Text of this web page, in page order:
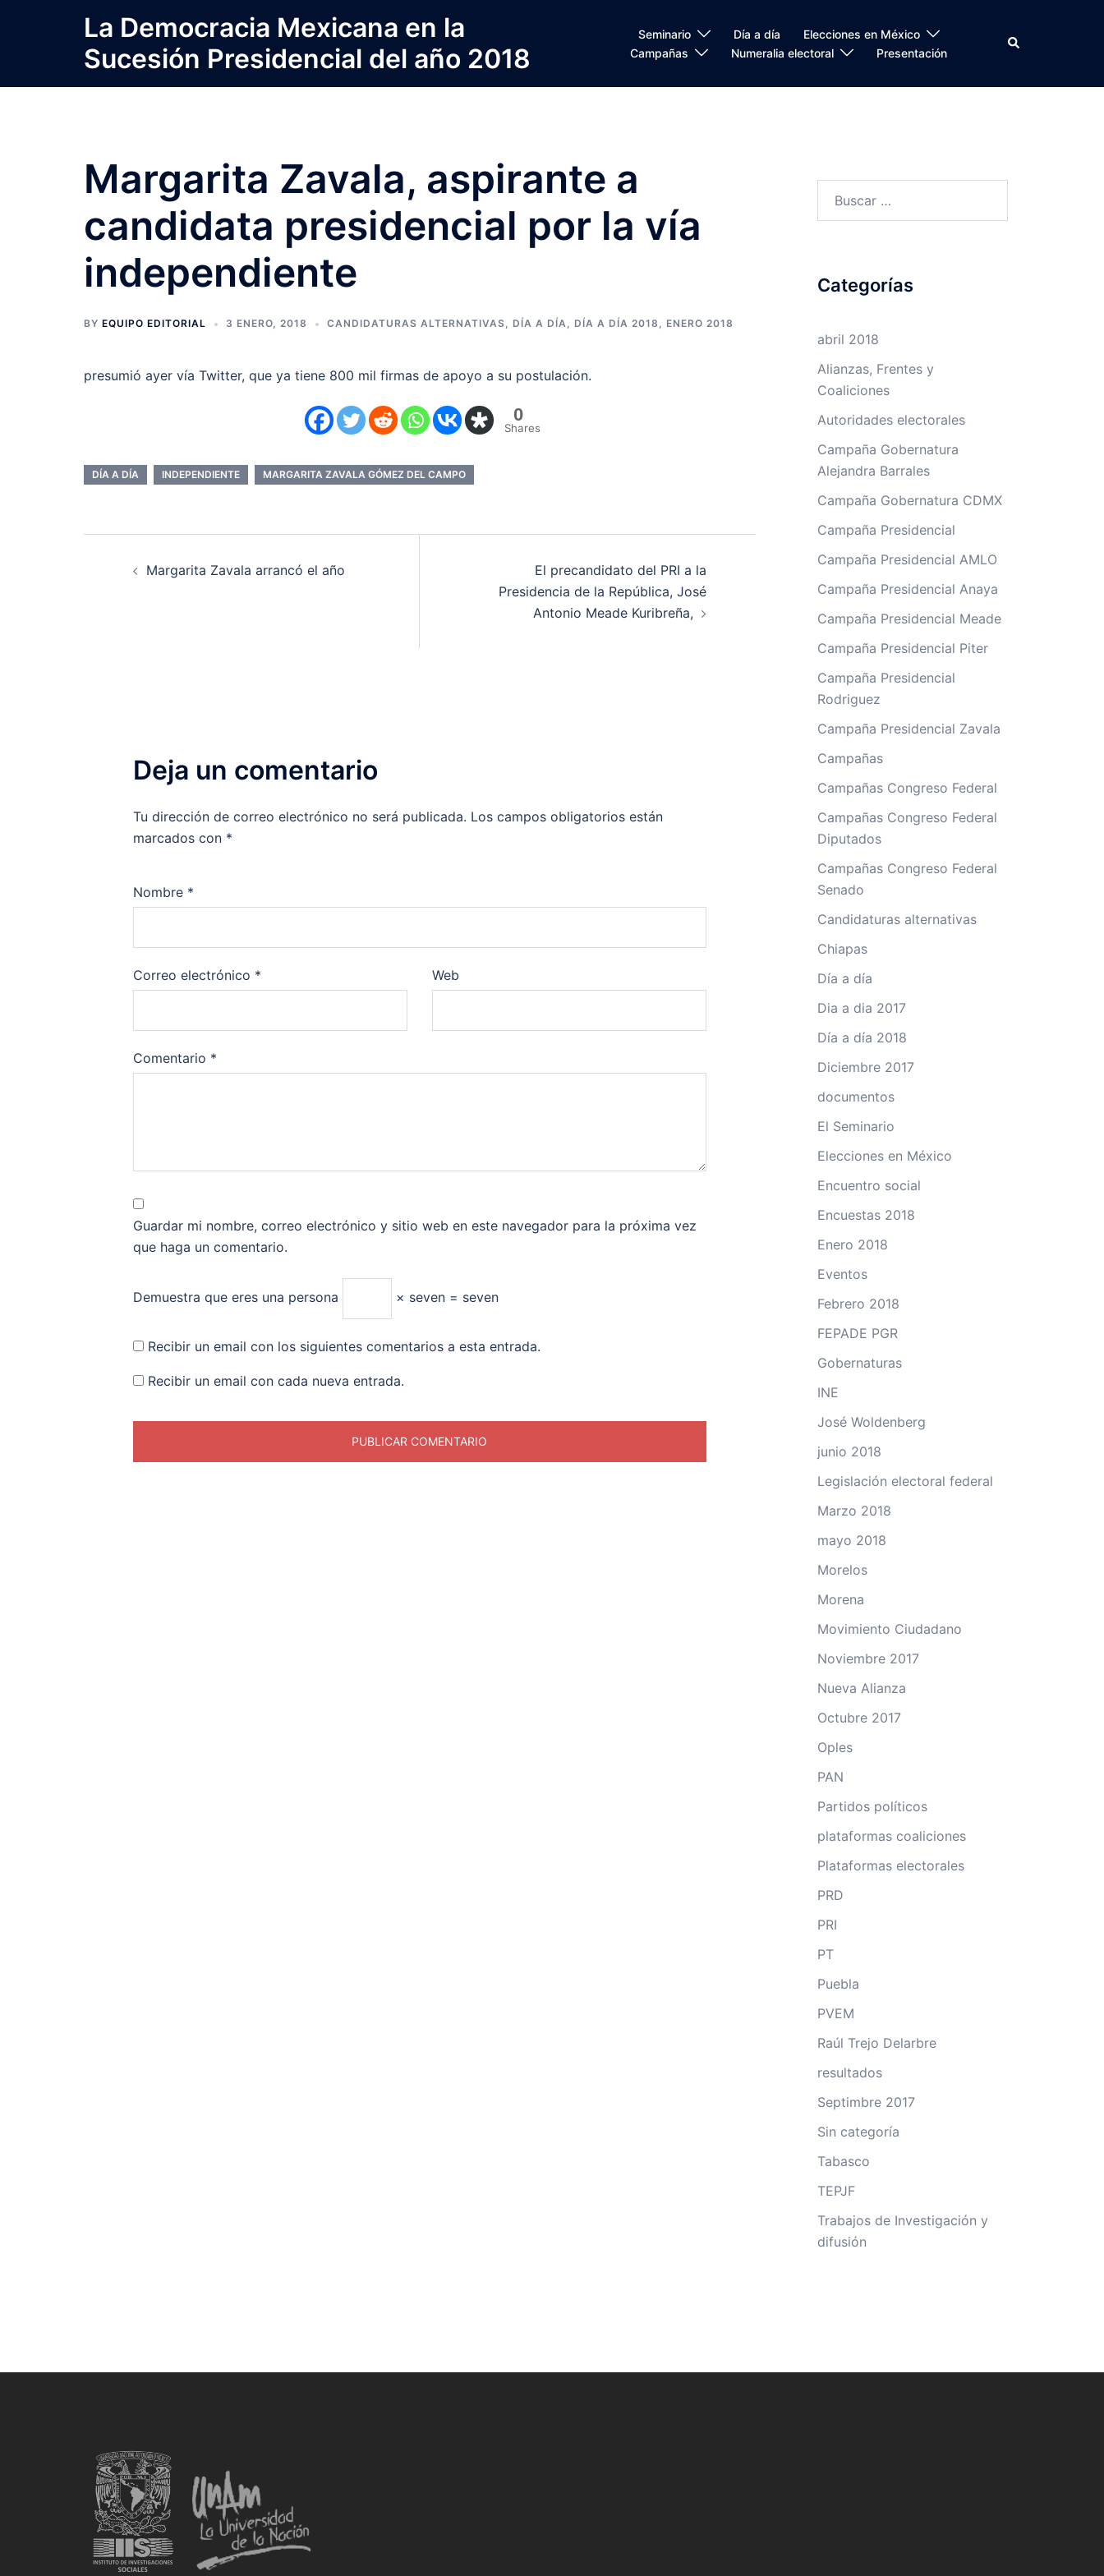
La Democracia Mexicana en la
Sucesión Presidencial del año 2018
Seminario Día a día
Elecciones en México
Campañas
Numeralia electoral Presentación
Search
Margarita Zavala, aspirante a
candidata presidencial por la vía
independiente
BY EQUIPO EDITORIAL 3 ENERO, 2018 CANDIDATURAS ALTERNATIVAS, DÍA A DÍA, DÍA A DÍA 2018 , ENERO 2018
presumió ayer vía Twitter, que ya tiene 800 mil firmas de apoyo a su postulación.
0
Shares
DÍA A DÍA INDEPENDIENTE MARGARITA ZAVALA GÓMEZ DEL CAMPO
Margarita Zavala arrancó el año
El precandidato del PRI a la
Presidencia de la República, José
Antonio Meade Kuribreña,
Deja un comentario
Tu dirección de correo electrónico no será publicada. Los campos obligatorios están
marcados con *
Nombre *
Correo electrónico * Web
Comentario *
Guardar mi nombre, correo electrónico y sitio web en este navegador para la próxima vez
que haga un comentario.
Demuestra que eres una persona × seven = seven
Recibir un email con los siguientes comentarios a esta entrada.
Recibir un email con cada nueva entrada.
Categorías
abril 2018
Alianzas, Frentes y
Coaliciones
Autoridades electorales
Campaña Gobernatura
Alejandra Barrales
Campaña Gobernatura CDMX
Campaña Presidencial
Campaña Presidencial AMLO
Campaña Presidencial Anaya
Campaña Presidencial Meade
Campaña Presidencial Piter
Campaña Presidencial
Rodriguez
Campaña Presidencial Zavala
Campañas
Campañas Congreso Federal
Campañas Congreso Federal
Diputados
Campañas Congreso Federal
Senado
Candidaturas alternativas
Chiapas
Día a día
Dia a dia 2017
Día a día 2018
Diciembre 2017
documentos
El Seminario
Elecciones en México
Encuentro social
Encuestas 2018
Enero 2018
Eventos
Febrero 2018
FEPADE PGR
Gobernaturas
INE
José Woldenberg
junio 2018
Legislación electoral federal
Marzo 2018
mayo 2018
Morelos
Morena
Movimiento Ciudadano
Noviembre 2017
Nueva Alianza
Octubre 2017
Oples
PAN
Partidos políticos
plataformas coaliciones
Plataformas electorales
PRD
PRI
PT
Puebla
PVEM
Raúl Trejo Delarbre
resultados
Septimbre 2017
Sin categoría
Tabasco
TEPJF
Trabajos de Investigación y
difusión